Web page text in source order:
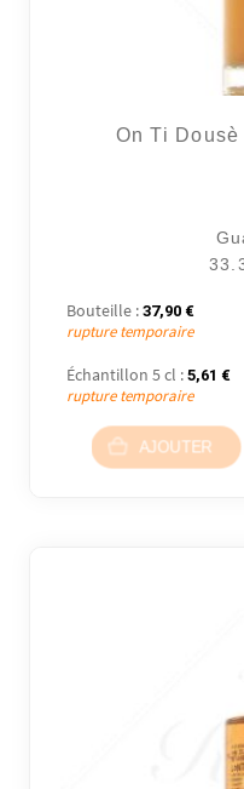
On Ti Dousè
Bouteille : 37,90 €
rupture temporaire
Échantillon 5 cl : 5,61 €
rupture temporaire
AJOUTER